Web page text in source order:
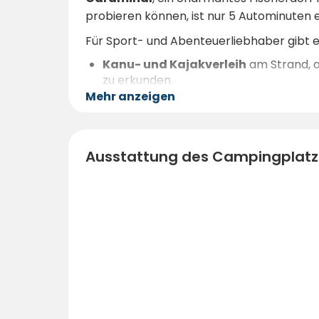
probieren können, ist nur 5 Autominuten
Für Sport- und Abenteuerliebhaber gibt
Kanu- und Kajakverleih am Strand,
zu erkunden.
Tauchen, Wasserski, Surfen und
Sonnenuntergang mit einem Glas
Mehr anzeigen
Ausstattung des